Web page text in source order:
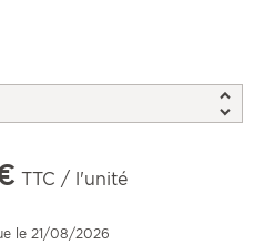
TTC / l'unité
le 21/08/2026